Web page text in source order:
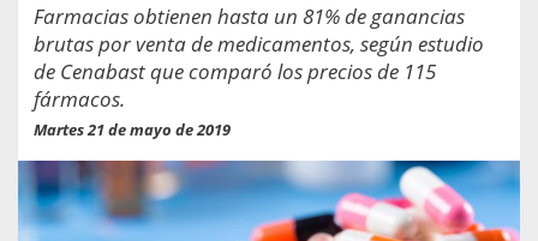
Farmacias obtienen hasta un 81% de ganancias
brutas por venta de medicamentos, según estudio
de Cenabast que comparó los precios de 115
fármacos.
Martes 21 de mayo de 2019